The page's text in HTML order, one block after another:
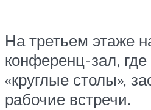
На третьем этаже
конференц-зал, где
«круглые столы»,
рабочие встречи.